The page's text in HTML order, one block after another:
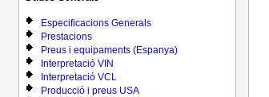
Especificacions Generals
Prestacions
Preus i equipaments (Espanya)
Interpretació VIN
Interpretació VCL
Producció i preus USA